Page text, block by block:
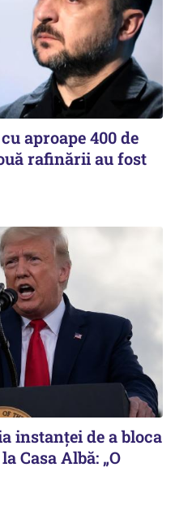
aproape 400 de
rafinării au fost
instanţei de a bloca
Casa Albă: „O